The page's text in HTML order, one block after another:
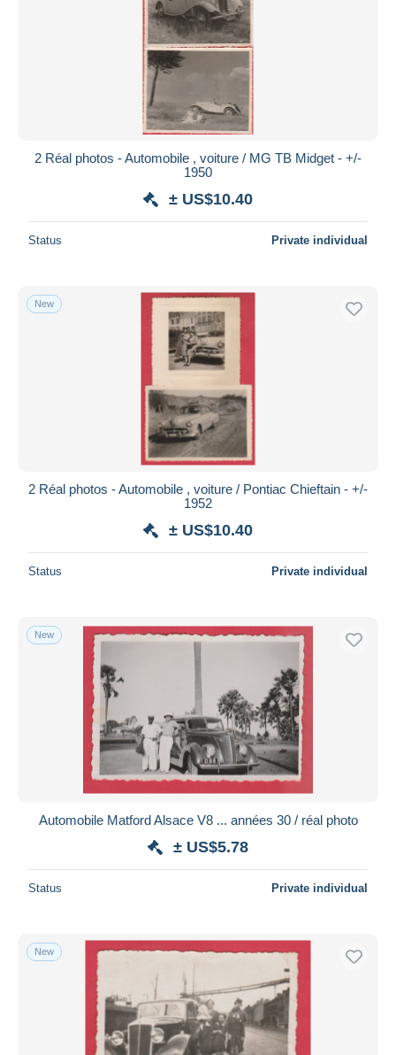
2 Réal photos - Automobile , voiture / MG TB Midget - +/-
1950
± US$10.40
Status Private individual
New
2 Réal photos - Automobile , voiture / Pontiac Chieftain - +/-
1952
± US$10.40
Status Private individual
New
Automobile Matford Alsace V8 ... années 30 / réal photo
± US$5.78
Status Private individual
New